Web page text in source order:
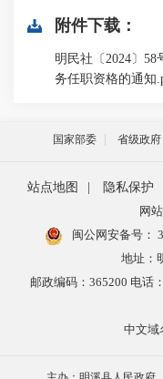
附件下载：
明民社〔2024〕
务任职资格的通知
国家部委 省级政府
站点地图 隐私保护
网
闽公网安备号：
地址：
邮政编码：365200 电话
中文域